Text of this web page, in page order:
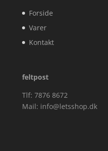
Forside
Varer
Kontakt
feltpost
Tlf: 7876 8672
Mail: info@letsshop.dk